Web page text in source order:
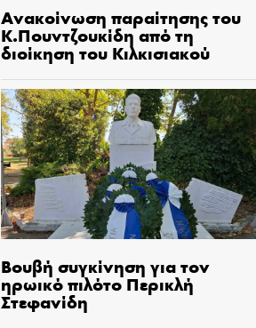
Ανακοίνωση παραίτησης του
Κ.Πουντζουκίδη από τη
διοίκηση του Κιλκισιακού
Βουβή συγκίνηση για τον
ηρωικό πιλότο Περικλή
Στεφανίδη